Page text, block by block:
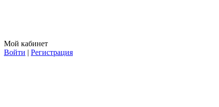
Мой кабинет
Войти | Регистрация